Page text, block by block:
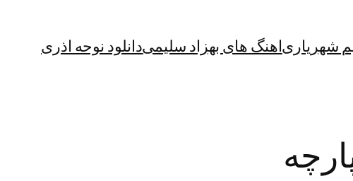
شهریاریاهنگ های بهزاد سلیمیدانلود نوحه اذری